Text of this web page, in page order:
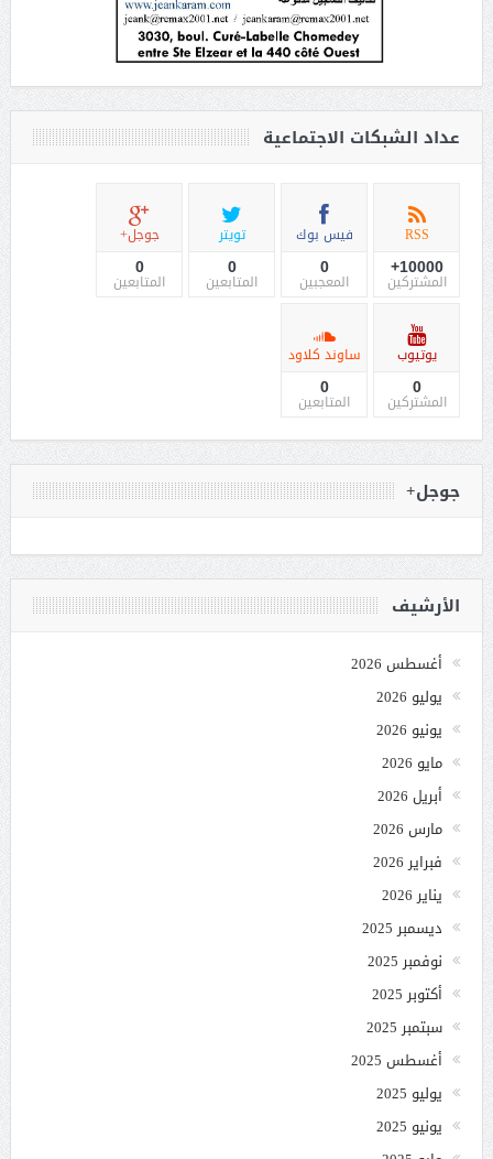
عداد الشبكات الاجتماعية
RSS
10000+
المشتركين
فيس بوك
0
المعجبين
تويتر
0
المتابعين
جوجل+
0
المتابعين
يوتيوب
0
المشتركين
ساوند كلاود
0
المتابعين
جوجل+
الأرشيف
أغسطس 2026
يوليو 2026
يونيو 2026
مايو 2026
أبريل 2026
مارس 2026
فبراير 2026
يناير 2026
ديسمبر 2025
نوفمبر 2025
أكتوبر 2025
سبتمبر 2025
أغسطس 2025
يوليو 2025
يونيو 2025